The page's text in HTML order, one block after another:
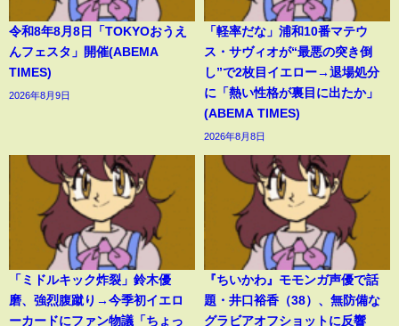
令和8年8月8日「TOKYOおうえ
んフェスタ」開催(ABEMA
TIMES)
2026年8月9日
「軽率だな」浦和10番マテウ
ス・サヴィオが“最悪の突き倒
し”で2枚目イエロー→退場処分
に「熱い性格が裏目に出たか」
(ABEMA TIMES)
2026年8月8日
「ミドルキック炸裂」鈴木優
磨、強烈腹蹴り→今季初イエロ
ーカードにファン物議「ちょっ
『ちいかわ』モモンガ声優で話
題・井口裕香（38）、無防備な
グラビアオフショットに反響